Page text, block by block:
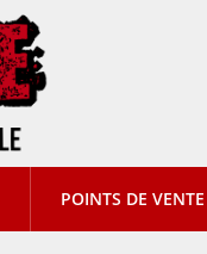
POINTS DE VENTE